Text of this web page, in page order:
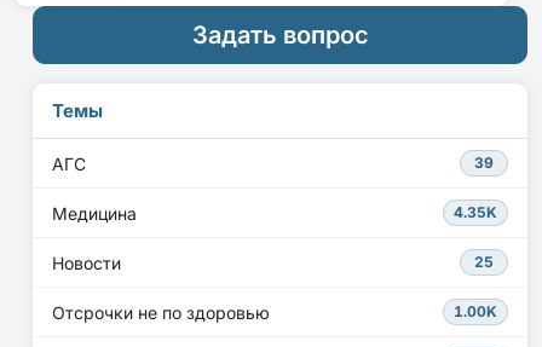
Задать вопрос
Темы
АГС 39
Медицина 4.35K
Новости 25
Отсрочки не по здоровью 1.00K